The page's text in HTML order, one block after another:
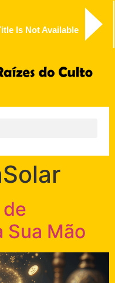
Is Not Available
Sua Mão